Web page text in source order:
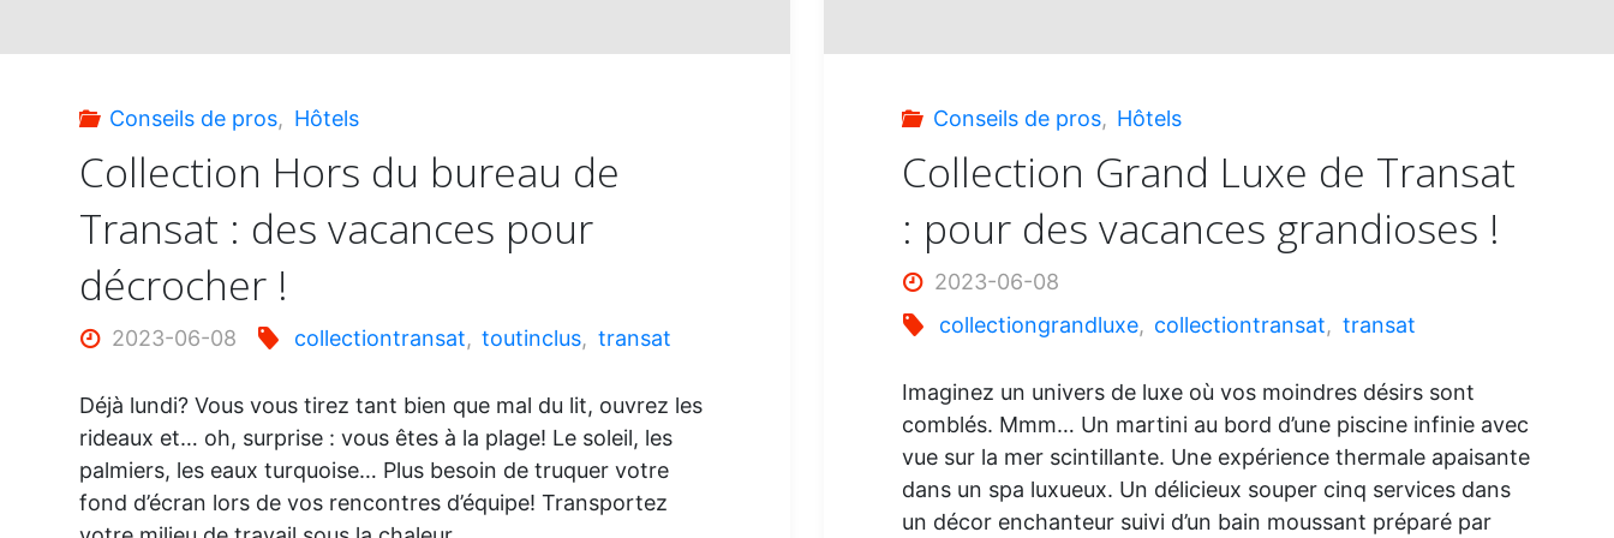
Conseils de pros, Hôtels
Collection Hors du bureau de
Transat : des vacances pour
décrocher !
2023-06-08 collectiontransat, toutinclus, transat
Déjà lundi? Vous vous tirez tant bien que mal du lit, ouvrez les
rideaux et… oh, surprise : vous êtes à la plage! Le soleil, les
palmiers, les eaux turquoise… Plus besoin de truquer votre
fond d’écran lors de vos rencontres d’équipe! Transportez
Conseils de pros, Hôtels
Collection Grand Luxe de Transat
: pour des vacances grandioses !
2023-06-08
collectiongrandluxe, collectiontransat, transat
Imaginez un univers de luxe où vos moindres désirs sont
comblés. Mmm… Un martini au bord d’une piscine infinie avec
vue sur la mer scintillante. Une expérience thermale apaisante
dans un spa luxueux. Un délicieux souper cinq services dans
un décor enchanteur suivi d’un bain moussant préparé par